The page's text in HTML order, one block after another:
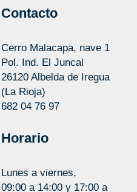
Contacto
Cerro Malacapa, nave 1
Pol. Ind. El Juncal
26120 Albelda de Iregua
(La Rioja)
682 04 76 97
Horario
Lunes a viernes,
09:00 a 14:00 y 17:00 a